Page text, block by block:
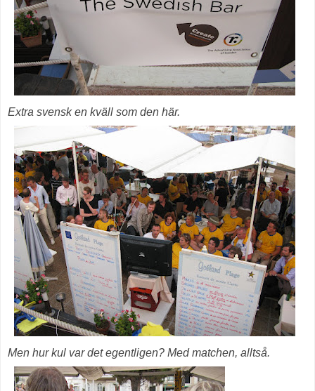
Extra svensk en kväll som den här.
Men hur kul var det egentligen? Med matchen, alltså.